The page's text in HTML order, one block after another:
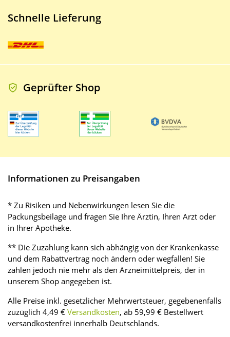
Schnelle Lieferung
Geprüfter Shop
Informationen zu Preisangaben
* Zu Risiken und Nebenwirkungen lesen Sie die
Packungsbeilage und fragen Sie Ihre Ärztin, Ihren Arzt oder
in Ihrer Apotheke.
** Die Zuzahlung kann sich abhängig von der Krankenkasse
und dem Rabattvertrag noch ändern oder wegfallen! Sie
zahlen jedoch nie mehr als den Arzneimittelpreis, der in
unserem Shop angegeben ist.
Alle Preise inkl. gesetzlicher Mehrwertsteuer, gegebenenfalls
zuzüglich 4,49 € Versandkosten, ab 59,99 € Bestellwert
versandkostenfrei innerhalb Deutschlands.